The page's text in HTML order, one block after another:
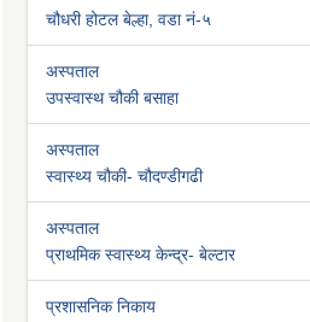
चौधरी होटल बेल्हा, वडा नं-५
अस्पताल
उपस्वास्थ चौकी बसाहा
अस्पताल
स्वास्थ्य चौकी- चौदण्डीगढी
अस्पताल
प्राथमिक स्वास्थ्य केन्द्र- बेल्टार
प्रशासनिक निकाय